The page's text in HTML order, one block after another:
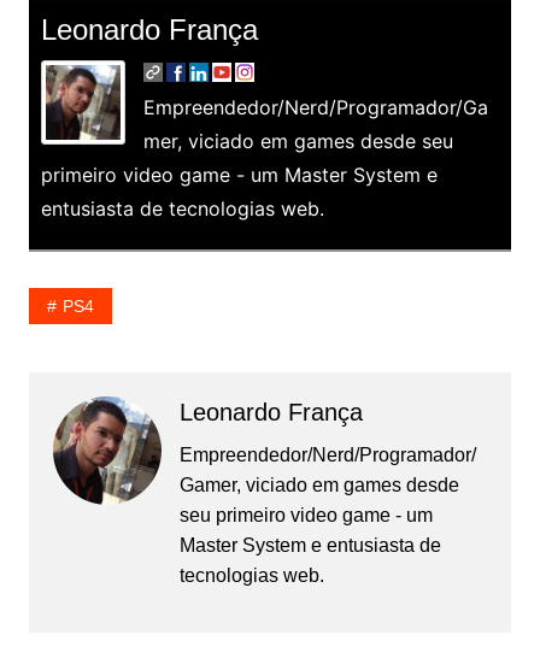
Leonardo França
Empreendedor/Nerd/Programador/Ga
mer, viciado em games desde seu
primeiro video game - um Master System e
entusiasta de tecnologias web.
PS4
Leonardo França
Empreendedor/Nerd/Programador/
Gamer, viciado em games desde
seu primeiro video game - um
Master System e entusiasta de
tecnologias web.